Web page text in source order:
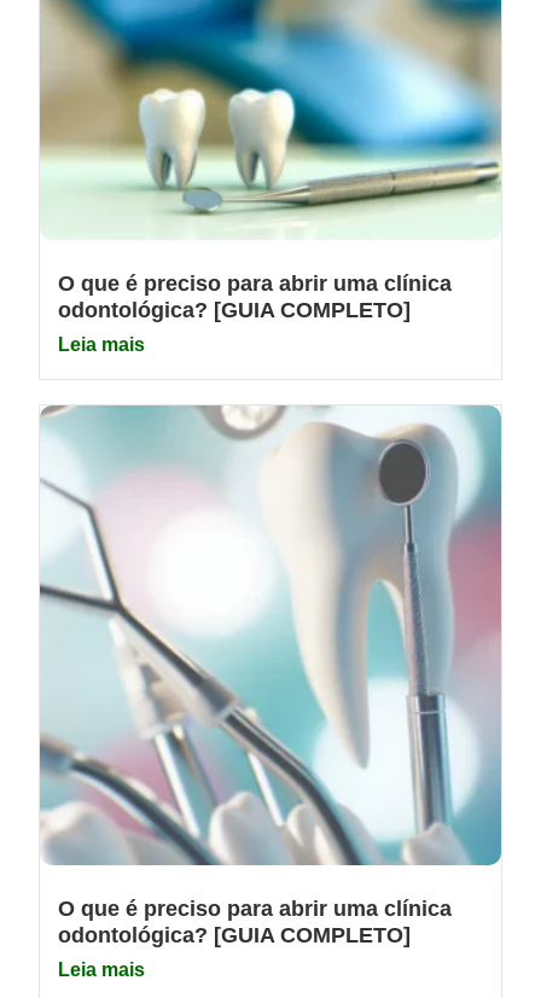
O que é preciso para abrir uma clínica
odontológica? [GUIA COMPLETO]
Leia mais
O que é preciso para abrir uma clínica
odontológica? [GUIA COMPLETO]
Leia mais